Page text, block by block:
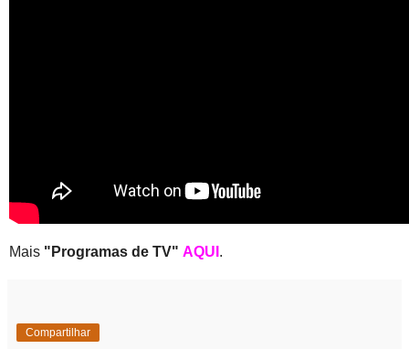
Mais "Programas de TV" AQUI .
Compartilhar